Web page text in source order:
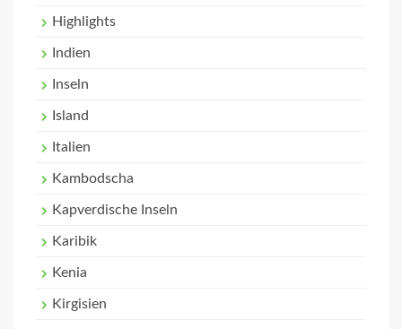
Highlights
Indien
Inseln
Island
Italien
Kambodscha
Kapverdische Inseln
Karibik
Kenia
Kirgisien